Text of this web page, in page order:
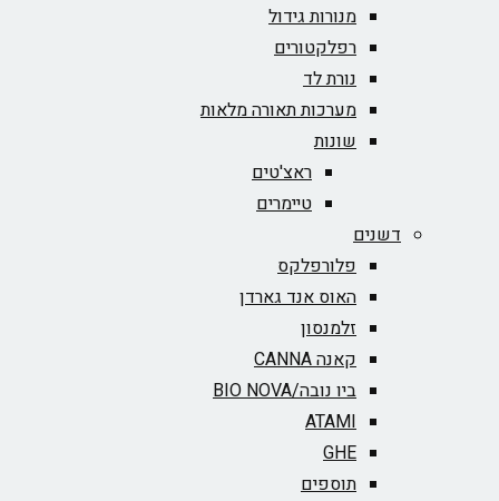
מנורות גידול
רפלקטורים
נורת לד
מערכות תאורה מלאות
שונות
ראצ'טים
טיימרים
דשנים
פלורפלקס
האוס אנד גארדן
זלמנסון
קאנה CANNA
ביו נובה/BIO NOVA‏
ATAMI
GHE
תוספים